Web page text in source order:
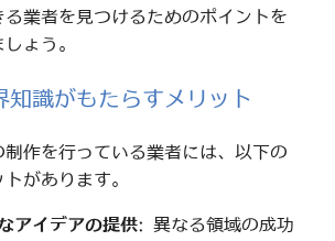
る業者を見つけるためのポイントを
ょう。
知識がもたらすメリット
制作を行っている業者には、以下の
があります。
アイデアの提供: 異なる領域の成功